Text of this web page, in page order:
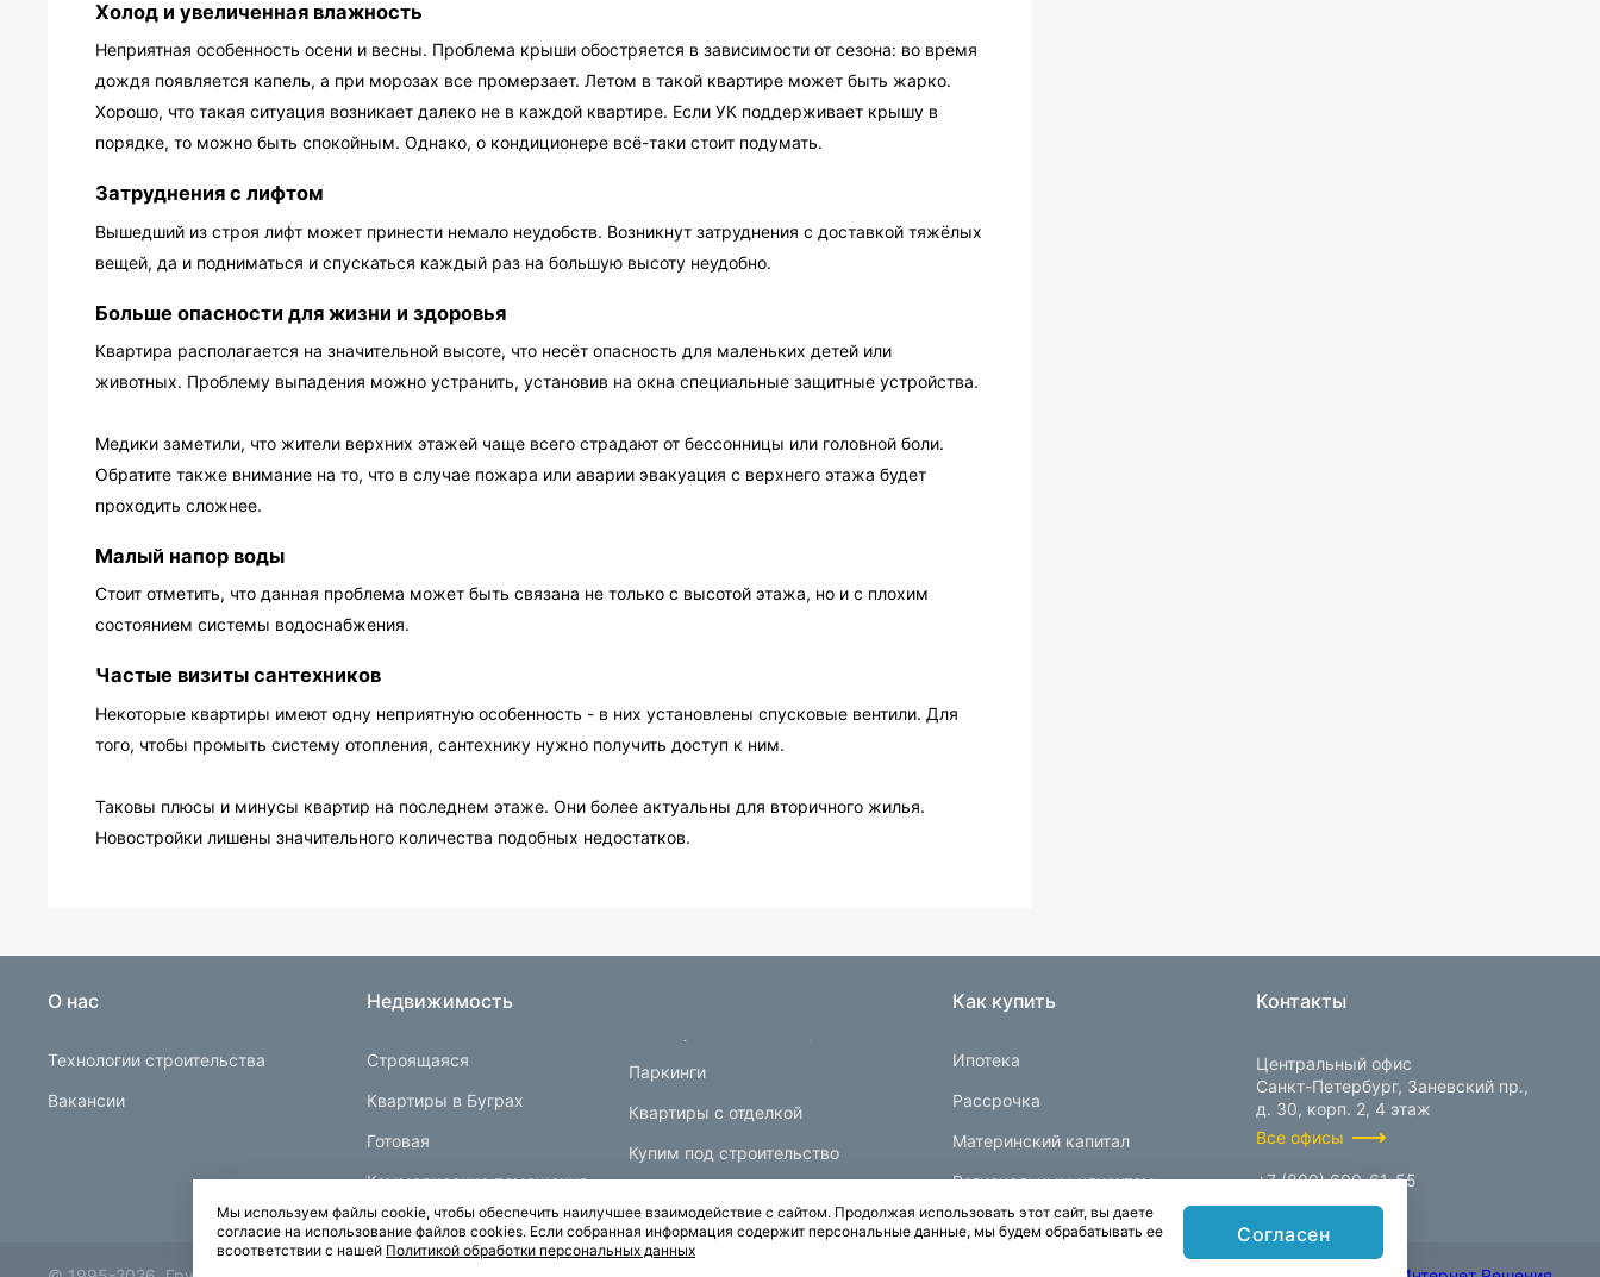
Холод и увеличенная влажность
Неприятная особенность осени и весны. Проблема крыши обостряется в зависимости от сезона: во время
дождя появляется капель, а при морозах все промерзает. Летом в такой квартире может быть жарко.
Хорошо, что такая ситуация возникает далеко не в каждой квартире. Если УК поддерживает крышу в
порядке, то можно быть спокойным. Однако, о кондиционере всё-таки стоит подумать.
Затруднения с лифтом
Вышедший из строя лифт может принести немало неудобств. Возникнут затруднения с доставкой тяжёлых
вещей, да и подниматься и спускаться каждый раз на большую высоту неудобно.
Больше опасности для жизни и здоровья
Квартира располагается на значительной высоте, что несёт опасность для маленьких детей или
животных. Проблему выпадения можно устранить, установив на окна специальные защитные устройства.
Медики заметили, что жители верхних этажей чаще всего страдают от бессонницы или головной боли.
Обратите также внимание на то, что в случае пожара или аварии эвакуация с верхнего этажа будет
проходить сложнее.
Малый напор воды
Стоит отметить, что данная проблема может быть связана не только с высотой этажа, но и с плохим
состоянием системы водоснабжения.
Частые визиты сантехников
Некоторые квартиры имеют одну неприятную особенность - в них установлены спусковые вентили. Для
того, чтобы промыть систему отопления, сантехнику нужно получить доступ к ним.
Таковы плюсы и минусы квартир на последнем этаже. Они более актуальны для вторичного жилья.
Новостройки лишены значительного количества подобных недостатков.
О нас
Технологии строительства
Вакансии
Недвижимость
Строящаяся
Квартиры в Буграх
Готовая
Коммерческие помещения
Паркинги
Квартиры с отделкой
Купим под строительство
Как купить
Ипотека
Рассрочка
Материнский капитал
Региональным клиентам
Документы
Контакты
Центральный офис
Санкт-Петербург, Заневский пр.,
д. 30, корп. 2, 4 этаж
Все офисы
+7 (800) 600-61-55
Мы используем файлы cookie, чтобы обеспечить наилучшее взаимодействие с сайтом. Продолжая использовать этот сайт, вы даете
согласие на использование файлов cookies. Если собранная информация содержит персональные данные, мы будем обрабатывать ее
всоответствии с нашей Политикой обработки персональных данных
Согласен